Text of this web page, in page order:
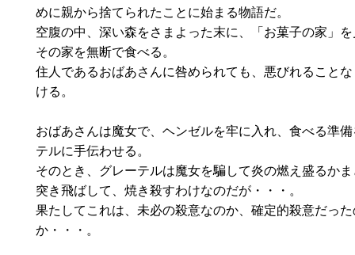
めに親から捨てられたことに始まる物語だ。
空腹の中、深い森をさまよった末に、「お菓子の家」
その家を無断で食べる。
住人であるおばあさんに咎められても、悪びれること
ける。
おばあさんは魔女で、ヘンゼルを牢に入れ、食べる準
テルに手伝わせる。
そのとき、グレーテルは魔女を騙して炎の燃え盛るか
突き飛ばして、焼き殺すわけなのだが・・・。
果たしてこれは、未必の殺意なのか、確定的殺意だった
か・・・。